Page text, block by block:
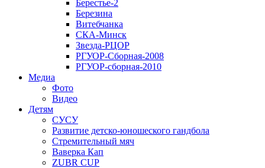
Берестье-2
Березина
Витебчанка
СКА-Минск
Звезда-РЦОР
РГУОР-Сборная-2008
РГУОР-сборная-2010
Медиа
Фото
Видео
Детям
СУСУ
Развитие детско-юношеского гандбола
Стремительный мяч
Ваверка Кап
ZUBR CUP